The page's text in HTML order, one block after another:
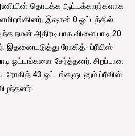
தொடக்க ஆட்டக்காரர்களாக
இஷான் 0 ஓட்டத்தில்
நமன் அதிரடியாக விளையாடி 20
இதனையடுத்து ரோகித்- ப்ரீவிஸ்
ஓட்டங்களை சேர்த்தனர். சிறப்பான
ரோகித் 43 ஓட்டங்களுடனும் ப்ரீவிஸ்